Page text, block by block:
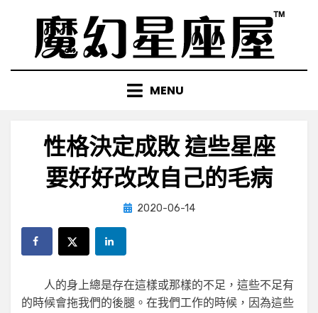
content
MENU
性格決定成敗 這些星座
要好好改改自己的毛病
by小編
Posted
2020-06-14
人的身上總是存在這樣或那樣的不足，這些不足有
的時候會拖我們的後腿。在我們工作的時候，因為這些